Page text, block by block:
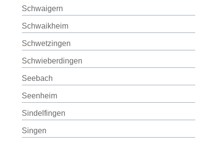
Schwaigern
Schwaikheim
Schwetzingen
Schwieberdingen
Seebach
Seenheim
Sindelfingen
Singen